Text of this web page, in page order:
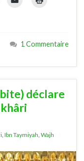
1 Commentaire
déclare
Ibn Taymiyah Wajh